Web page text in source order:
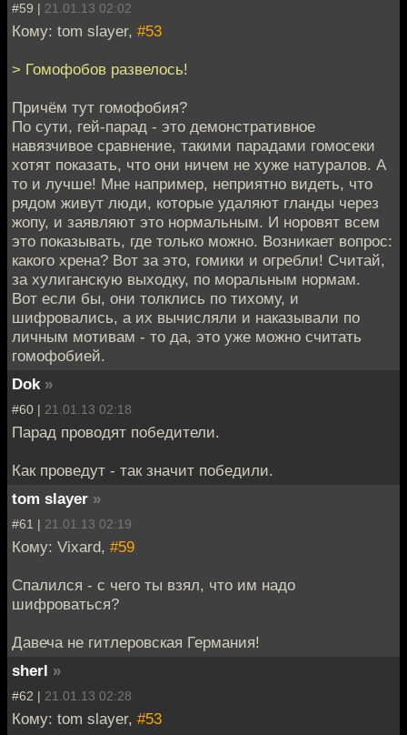
#59 | 21.01.13 02:02
Кому: tom slayer, #53
> Гомофобов развелось!
Причём тут гомофобия?
По сути, гей-парад - это демонстративное
навязчивое сравнение, такими парадами гомосеки
хотят показать, что они ничем не хуже натуралов. А
то и лучше! Мне например, неприятно видеть, что
рядом живут люди, которые удаляют гланды через
жопу, и заявляют это нормальным. И норовят всем
это показывать, где только можно. Возникает вопрос:
какого хрена? Вот за это, гомики и огребли! Считай,
за хулиганскую выходку, по моральным нормам.
Вот если бы, они толклись по тихому, и
шифровались, а их вычисляли и наказывали по
личным мотивам - то да, это уже можно считать
гомофобией.
Dok »
#60 | 21.01.13 02:18
Парад проводят победители.
Как проведут - так значит победили.
tom slayer »
#61 | 21.01.13 02:19
Кому: Vixard, #59
Спалился - с чего ты взял, что им надо
шифроваться?
Давеча не гитлеровская Германия!
sherl »
#62 | 21.01.13 02:28
Кому: tom slayer, #53